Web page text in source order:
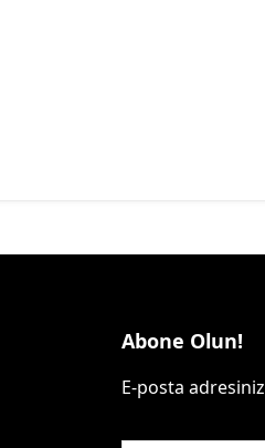
Abone Olun!
E-posta